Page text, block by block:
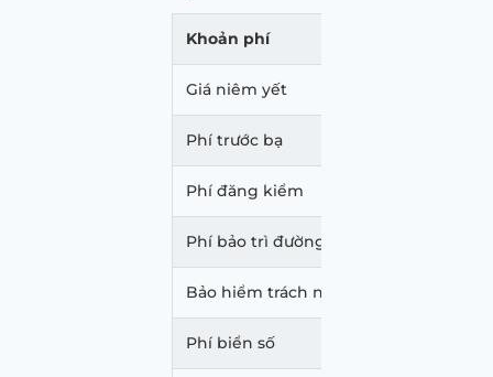
Khoản phí
Giá niêm yết
Phí trước bạ
Phí đăng kiểm
Phí bảo trì đường bộ
Bảo hiểm trách nhiệm dân sự
Phí biển số